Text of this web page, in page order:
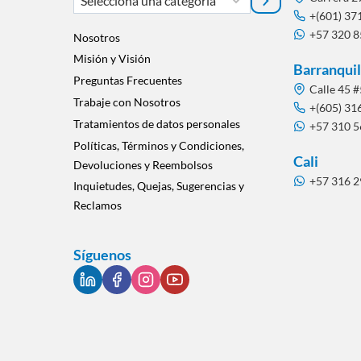
una
categoría
Nosotros
Misión y Visión
Preguntas Frecuentes
Trabaje con Nosotros
Tratamientos de datos personales
Políticas, Términos y Condiciones,
Devoluciones y Reembolsos
Inquietudes, Quejas, Sugerencias y
Reclamos
Síguenos
+(601)
+57 320
Calle 45
+(605)
+57 310
Cali
+57 316